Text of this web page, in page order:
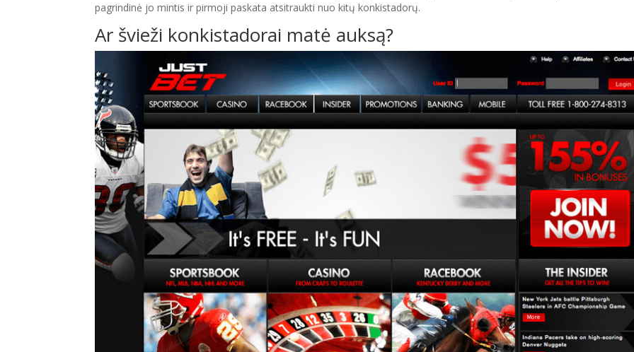
pagrindinė jo mintis ir pirmoji paskata atsitraukti nuo kitų konkistadorų.
Ar švieži konkistadorai matė auksą?